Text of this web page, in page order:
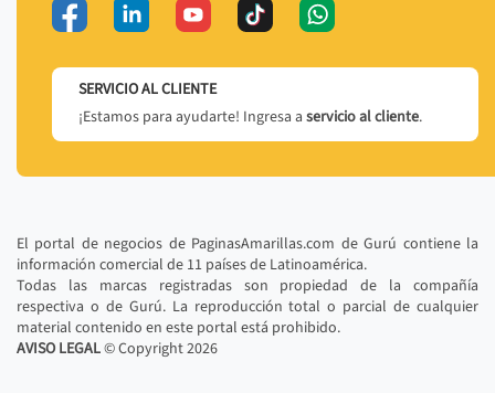
SERVICIO AL CLIENTE
¡Estamos para ayudarte! Ingresa a servicio al cliente.
El portal de negocios de PaginasAmarillas.com de Gurú contiene la
información comercial de 11 países de Latinoamérica.
Todas las marcas registradas son propiedad de la compañía
respectiva o de Gurú. La reproducción total o parcial de cualquier
material contenido en este portal está prohibido.
AVISO LEGAL© Copyright2026